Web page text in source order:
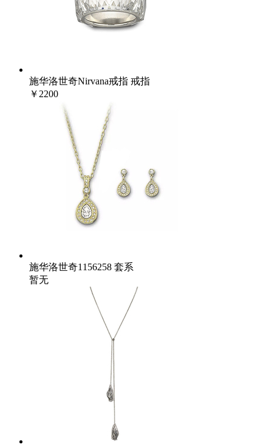
施华洛世奇Nirvana戒指 戒指
￥2200
施华洛世奇1156258 套系
暂无